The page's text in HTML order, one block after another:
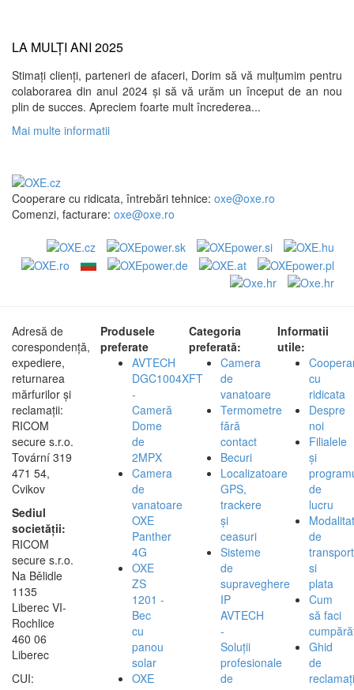
LA MULȚI ANI 2025
Stimați clienți, parteneri de afaceri, Dorim să vă mulțumim pentru
colaborarea din anul 2024 și să vă urăm un început de an nou
plin de succes. Apreciem foarte mult încrederea...
Mai multe informatii
Cooperare cu ridicata, întrebări tehnice: oxe@oxe.ro
Comenzi, facturare: oxe@oxe.ro
Adresă de
corespondență,
expediere,
returnarea
mărfurilor și
reclamații:
RICOM
secure s.r.o.
Tovární 319
471 54,
Cvikov
Sediul
societății:
RICOM
secure s.r.o.
Na Bělidle
1135
Liberec VI-
Rochlice
460 06
Liberec
CUI:
Produsele
preferate
AVTECH
DGC1004XFT
-
Cameră
Dome
de
2MPX
Camera
de
vanatoare
OXE
Panther
4G
OXE
ZS
1201 -
Bec
cu
panou
solar
OXE
Categoria
preferată:
Camera
de
vanatoare
Termometre
fără
contact
Becuri
Localizatoare
GPS,
trackere
și
ceasuri
Sisteme
de
supraveghere
IP
AVTECH
-
Soluții
profesionale
de
Informatii
utile:
cu
ridicata
Despre
noi
Filialele
și
de
lucru
de
transport
si
plata
Cum
să faci
Ghid
de